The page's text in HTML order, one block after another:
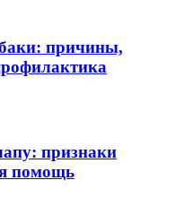
причины,
признаки
помощь